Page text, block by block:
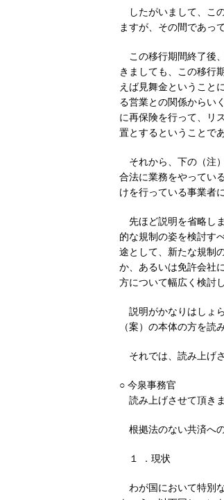
したがいまして、こ
ますが、その間であっ
この移行期間終了後
きましても、この移行
えば見舞金ということ
る営業との関係からい
に再保険を行って、リ
置とするということで
それから、下の（注
合法に業務をやってい
けを行っている事業者
先ほど説明を省略し
的な規制の姿を検討す
途として、新たな規制
か、あるいは免許会社
方について幅広く検討
説明がかなりはしょ
（案）の本体の方を読
それでは、読み上げ
○ 今泉事務官
読み上げさせて頂きま
根拠法のない共済へ
１ ．現状
わが国において特別